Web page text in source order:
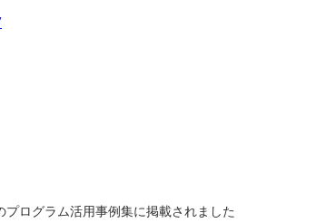
プログラム活用事例集に掲載されました